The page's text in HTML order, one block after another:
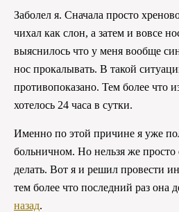
Заболел я. Сначала просто
чихал как слон, а затем и вовсе
выяснилось что у меня вообще
нос прокалывать. В такой
противопоказано. Тем более что
хотелось 24 часа в сутки.
Именно по этой причине я уже
больничном. Но нельзя же просто
делать. Вот я и решил провести
тем более что последний раз она
назад.